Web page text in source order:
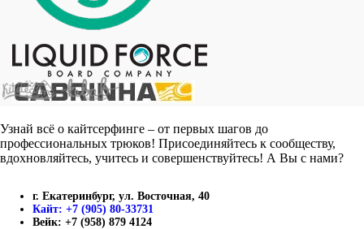
Узнай всё о кайтсерфинге – от первых шагов до
профессиональных трюков! Присоединяйтесь к сообществу,
вдохновляйтесь, учитесь и совершенствуйтесь! А Вы с нами?
г. Екатеринбург, ул. Восточная, 40
Кайт: +7 (905) 80-33731
Вейк: +7 (958) 879 4124